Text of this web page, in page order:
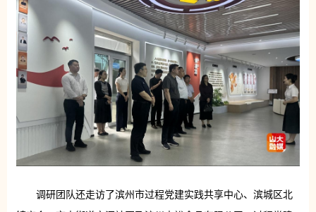
调研团队还走访了滨州市过程党建实践共享中心、滨城区北